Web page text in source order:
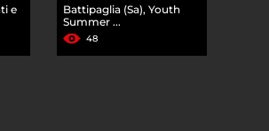
e
Battipaglia (Sa), Youth
Summer ...
48